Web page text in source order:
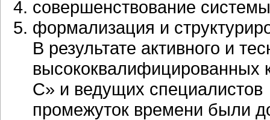
совершенствование
формализация и
В результате активного и
высококвалифицированных
С» и ведущих специалистов
промежуток времени были